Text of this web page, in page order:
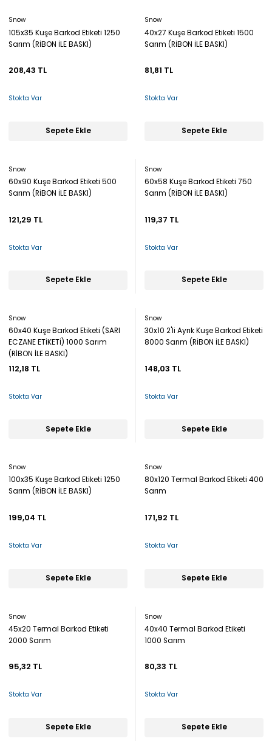
Snow
105x35 Kuşe Barkod Etiketi 1250
Sarım (RİBON İLE BASKI)
208,43 TL
Stokta Var
Sepete Ekle
Snow
40x27 Kuşe Barkod Etiketi 1500
Sarım (RİBON İLE BASKI)
81,81 TL
Stokta Var
Sepete Ekle
Snow
60x90 Kuşe Barkod Etiketi 500
Sarım (RİBON İLE BASKI)
121,29 TL
Stokta Var
Sepete Ekle
Snow
60x58 Kuşe Barkod Etiketi 750
Sarım (RİBON İLE BASKI)
119,37 TL
Stokta Var
Sepete Ekle
Snow
60x40 Kuşe Barkod Etiketi (SARI
ECZANE ETİKETİ) 1000 Sarım
(RİBON İLE BASKI)
112,18 TL
Stokta Var
Sepete Ekle
Snow
30x10 2'li Ayrık Kuşe Barkod Etiketi
8000 Sarım (RİBON İLE BASKI)
148,03 TL
Stokta Var
Sepete Ekle
Snow
100x35 Kuşe Barkod Etiketi 1250
Sarım (RİBON İLE BASKI)
199,04 TL
Stokta Var
Sepete Ekle
Snow
80x120 Termal Barkod Etiketi 400
Sarım
171,92 TL
Stokta Var
Sepete Ekle
Snow
45x20 Termal Barkod Etiketi
2000 Sarım
95,32 TL
Stokta Var
Sepete Ekle
Snow
40x40 Termal Barkod Etiketi
1000 Sarım
80,33 TL
Stokta Var
Sepete Ekle